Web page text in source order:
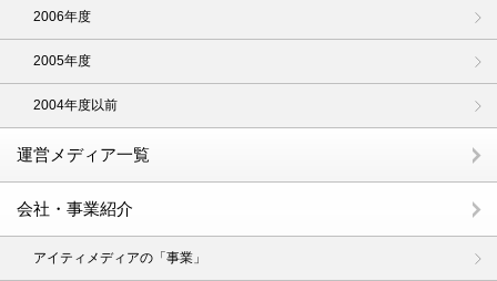
2006年度
2005年度
2004年度以前
運営メディア一覧
会社・事業紹介
アイティメディアの「事業」